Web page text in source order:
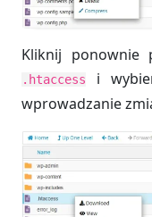
Kliknij ponownie
.htaccess
i
wprowadzanie